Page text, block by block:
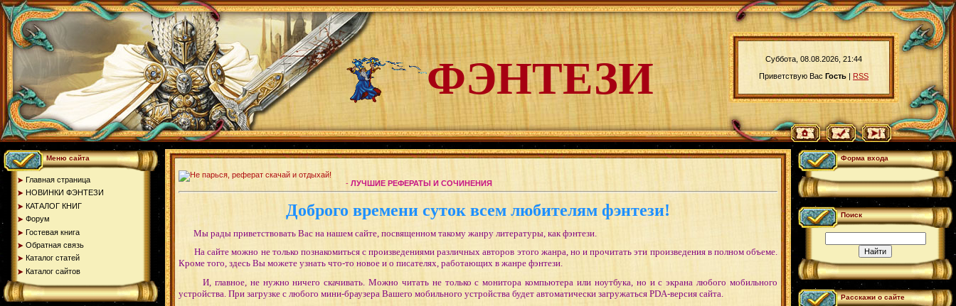
Суббота, 08.08.2026, 21:44
Приветствую Вас Гость | RSS
ФЭНТЕЗИ
Меню сайта
Главная страница
НОВИНКИ ФЭНТЕЗИ
КАТАЛОГ КНИГ
Форум
Гостевая книга
Обратная связь
Каталог статей
Каталог сайтов
- ЛУЧШИЕ РЕФЕРАТЫ И СОЧИНЕНИЯ
Доброго времени суток всем любителям фэнтези!
Мы рады приветствовать Вас на нашем сайте, посвященном такому жанру литературы, как фэнтези.
На сайте можно не только познакомиться с произведениями различных авторов этого жанра, но и прочитать эти произведения в полном объеме.
Кроме того, здесь Вы можете узнать что-то новое и о писателях, работающих в жанре фэнтези.
И, главное, не нужно ничего скачивать. Можно читать не только с монитора компьютера или ноутбука, но и с экрана любого мобильного
устройства. При загрузке с любого мини-браузера Вашего мобильного устройства будет автоматически загружаться PDA-версия сайта.
Форма входа
Поиск
Расскажи о сайте